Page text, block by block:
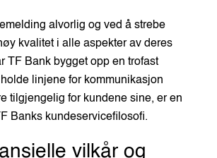
alvorlig og ved å strebe
kvalitet i alle aspekter av deres
TF Bank bygget opp en trofast
linjene for kommunikasjon
tilgjengelig for kundene sine, er en
Banks kundeservicefilosofi.
vilkår og